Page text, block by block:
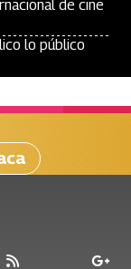
de cine
lo público